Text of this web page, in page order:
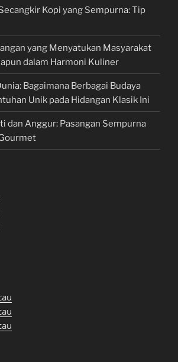
Kopi yang Sempurna: Tip
yang Menyatukan Masyarakat
dalam Harmoni Kuliner
Bagaimana Berbagai Budaya
Unik pada Hidangan Klasik Ini
dan Anggur: Pasangan Sempurna